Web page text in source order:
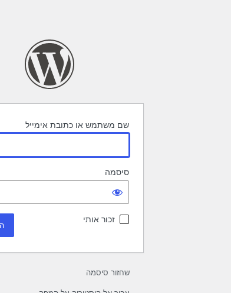
שם משתמש או כתובת אימייל
סיסמה
זכור אותי
שחזור סיסמה